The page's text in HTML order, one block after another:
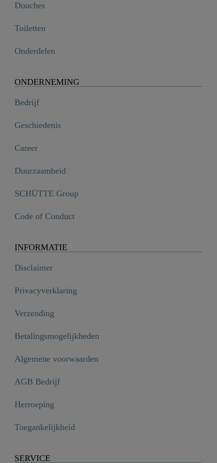
Douches
Toiletten
Onderdelen
ONDERNEMING
Bedrijf
Geschiedenis
Career
Duurzaamheid
SCHÜTTE Group
Code of Conduct
INFORMATIE
Disclaimer
Privacyverklaring
Verzending
Betalingsmogelijkheden
Algemene voorwaarden
AGB Bedrijf
Herroeping
Toegankelijkheid
SERVICE